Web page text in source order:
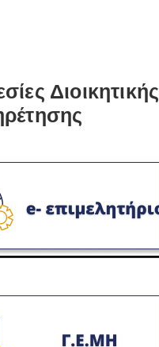
Διοικητικής